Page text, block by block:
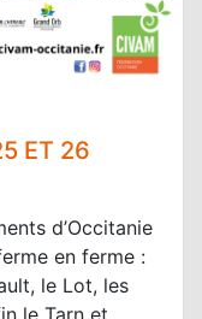
ET 26
d’Occitanie
en ferme :
le Lot, les